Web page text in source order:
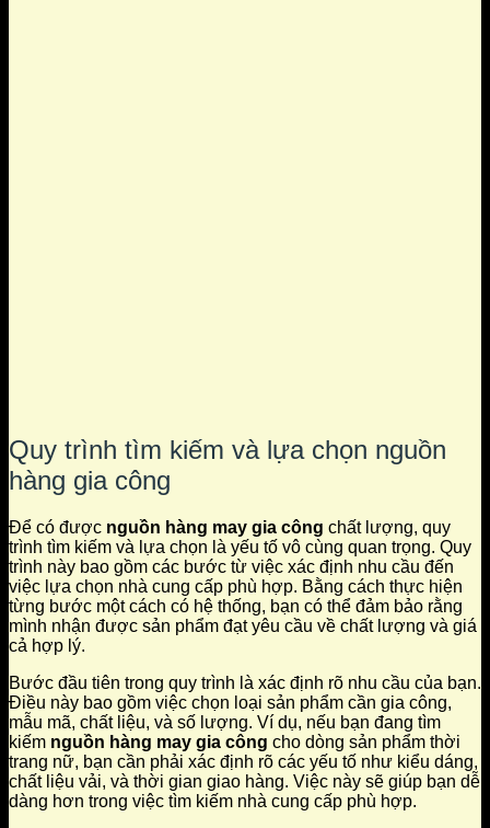
Quy trình tìm kiếm và lựa chọn nguồn
hàng gia công
Để có được nguồn hàng may gia công chất lượng, quy
trình tìm kiếm và lựa chọn là yếu tố vô cùng quan trọng. Quy
trình này bao gồm các bước từ việc xác định nhu cầu đến
việc lựa chọn nhà cung cấp phù hợp. Bằng cách thực hiện
từng bước một cách có hệ thống, bạn có thể đảm bảo rằng
mình nhận được sản phẩm đạt yêu cầu về chất lượng và giá
cả hợp lý.
Bước đầu tiên trong quy trình là xác định rõ nhu cầu của bạn.
Điều này bao gồm việc chọn loại sản phẩm cần gia công,
mẫu mã, chất liệu, và số lượng. Ví dụ, nếu bạn đang tìm
kiếm nguồn hàng may gia công cho dòng sản phẩm thời
trang nữ, bạn cần phải xác định rõ các yếu tố như kiểu dáng,
chất liệu vải, và thời gian giao hàng. Việc này sẽ giúp bạn dễ
dàng hơn trong việc tìm kiếm nhà cung cấp phù hợp.